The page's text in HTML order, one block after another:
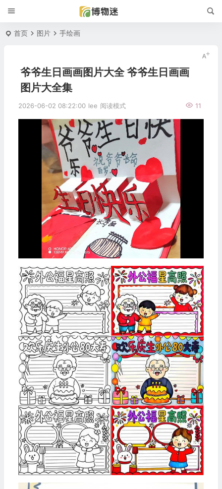
首页 图片 手绘画
爷爷生日画画图片大全 爷爷生日画画
图片大全集
2026-06-02 08:22:00 lee 11
阅读模式